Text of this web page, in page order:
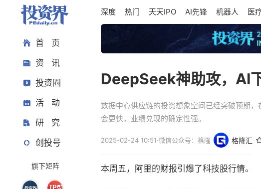
首 页
资 讯
投资圈
活 动
研 究
创投号
旗下矩阵
深度 热门 天天IPO AI先锋 机器人 医
DeepSeek神助攻，AI
数据中心供应链的投资想象空间已经突破预期
会更快，业绩兑现的确定性强。
2025-02-24 10:51·微信公众号：格隆 格隆汇
本周五，阿里的财报引爆了科技股行情。